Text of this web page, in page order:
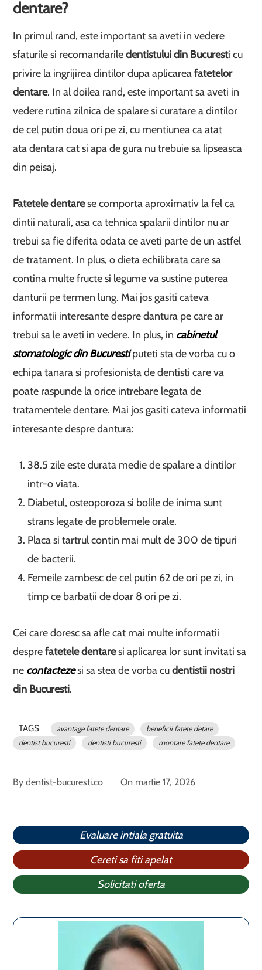
dentare?
In primul rand, este important sa aveti in vedere
sfaturile si recomandariledentistului din Bucuresti cu
privire la ingrijirea dintilor dupa aplicareafatetelor
dentare. In al doilea rand, este important sa aveti in
vedere rutina zilnica de spalare si curatare a dintilor
de cel putin doua ori pe zi, cu mentiunea ca atat
ata dentara cat si apa de gura nu trebuie sa lipseasca
din peisaj.
Fatetele dentarese comporta aproximativ la fel ca
dintii naturali, asa ca tehnica spalarii dintilor nu ar
trebui sa fie diferita odata ce aveti parte de un astfel
de tratament. In plus, o dieta echilibrata care sa
contina multe fructe si legume va sustine puterea
danturii pe termen lung. Mai jos gasiti cateva
informatii interesante despre dantura pe care ar
trebui sa le aveti in vedere. In plus, in cabinetul
stomatologic din Bucurestiputeti sta de vorba cu o
echipa tanara si profesionista de dentisti care va
poate raspunde la orice intrebare legata de
tratamentele dentare. Mai jos gasiti cateva informatii
interesante despre dantura:
38.5 zile este durata medie de spalare a dintilor
intr-o viata.
Diabetul, osteoporoza si bolile de inima sunt
strans legate de problemele orale.
Placa si tartrul contin mai mult de 300 de tipuri
de bacterii.
Femeile zambesc de cel putin 62 de ori pe zi, in
timp ce barbatii de doar 8 ori pe zi.
Cei care doresc sa afle cat mai multe informatii
desprefatetele dentaresi aplicarea lor sunt invitati sa
ne contactezesi sa stea de vorba cudentistii nostri
din Bucuresti.
TAGS avantage fatete dentare
beneficii fatete detare
dentist bucuresti
dentisti bucuresti montare fatete dentare
Bydentist-bucuresti.co On martie 17, 2026
Evaluare intiala gratuita
Cereti sa fiti apelat
Solicitati oferta